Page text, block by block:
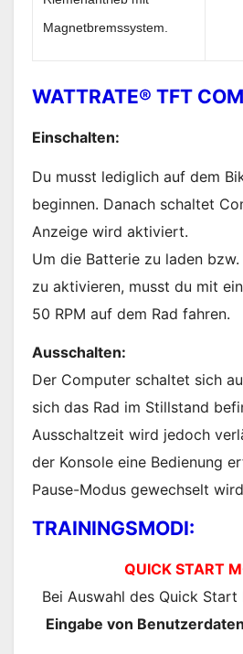
Magnetbremssystem.
WATTRATE® TFT
Einschalten:
Du musst lediglich auf dem
beginnen. Danach schaltet
Anzeige wird aktiviert.
Um die Batterie zu laden
zu aktivieren, musst du mit
50 RPM auf dem Rad fahren.
Ausschalten:
Der Computer schaltet sich
sich das Rad im Stillstand
Ausschaltzeit wird jedoch
der Konsole eine Bedienung
Pause-Modus gewechselt
TRAININGSMODI:
QUICK START
Bei Auswahl des Quick Start
Eingabe von Benutzerdaten